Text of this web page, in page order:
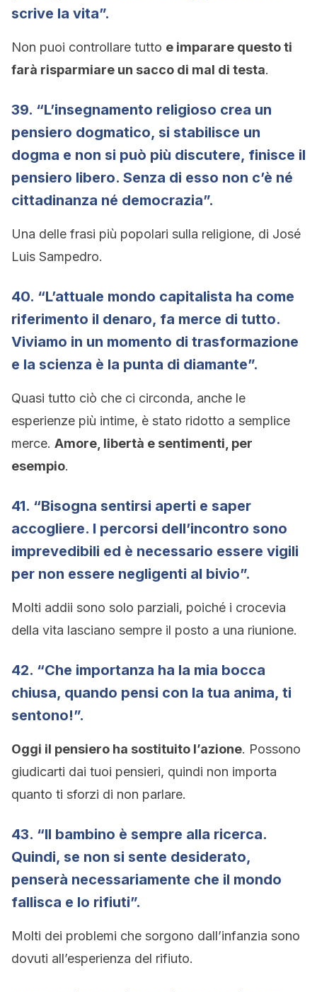
scrive la vita”.
Non puoi controllare tutto e imparare questo ti
farà risparmiare un sacco di mal di testa.
39. “L’insegnamento religioso crea un
pensiero dogmatico, si stabilisce un
dogma e non si può più discutere, finisce il
pensiero libero. Senza di esso non c’è né
cittadinanza né democrazia”.
Una delle frasi più popolari sulla religione, di José
Luis Sampedro.
40. “L’attuale mondo capitalista ha come
riferimento il denaro, fa merce di tutto.
Viviamo in un momento di trasformazione
e la scienza è la punta di diamante”.
Quasi tutto ciò che ci circonda, anche le
esperienze più intime, è stato ridotto a semplice
merce. Amore, libertà e sentimenti, per
esempio.
41. “Bisogna sentirsi aperti e saper
accogliere. I percorsi dell’incontro sono
imprevedibili ed è necessario essere vigili
per non essere negligenti al bivio”.
Molti addii sono solo parziali, poiché i crocevia
della vita lasciano sempre il posto a una riunione.
42. “Che importanza ha la mia bocca
chiusa, quando pensi con la tua anima, ti
sentono!”.
Oggi il pensiero ha sostituito l’azione. Possono
giudicarti dai tuoi pensieri, quindi non importa
quanto ti sforzi di non parlare.
43. “Il bambino è sempre alla ricerca.
Quindi, se non si sente desiderato,
penserà necessariamente che il mondo
fallisca e lo rifiuti”.
Molti dei problemi che sorgono dall’infanzia sono
dovuti all’esperienza del rifiuto.